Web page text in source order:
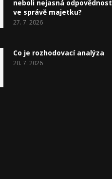
neboli nejasná odpovědnost
ve správě majetku?
27. 7. 2026
Co je rozhodovací analýza
20. 7. 2026